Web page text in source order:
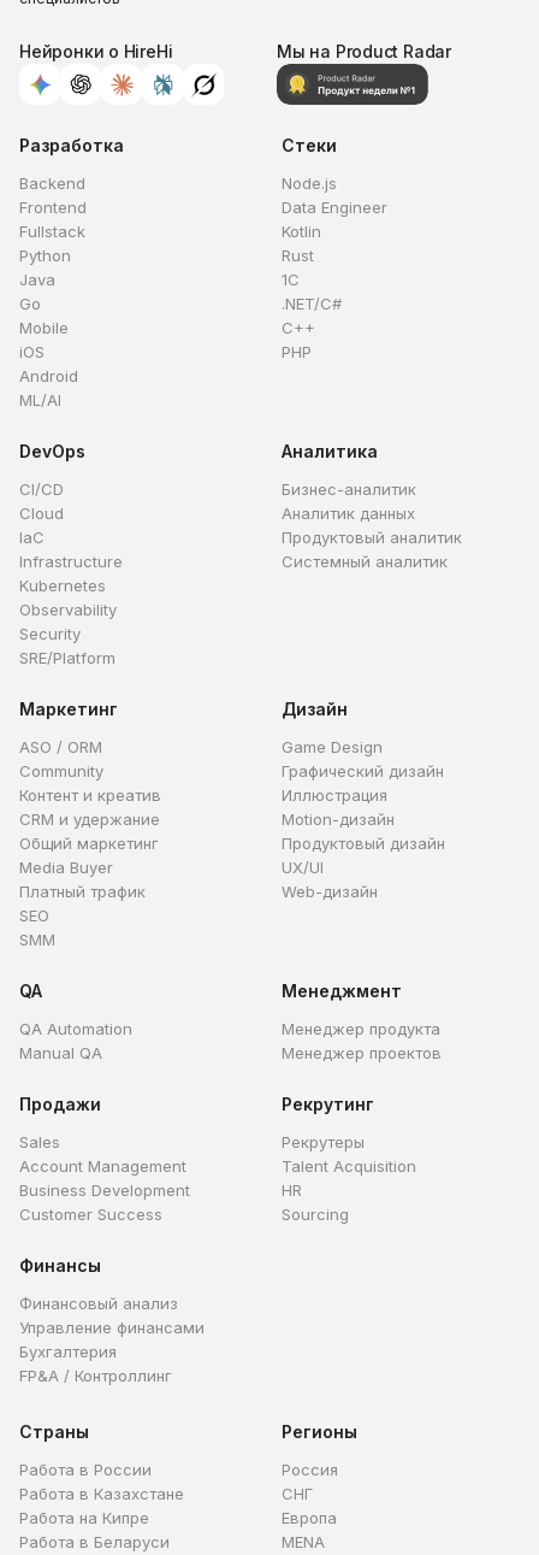
Нейронки о HireHi Мы на Product Radar
Разработка
Backend
Frontend
Fullstack
Python
Java
Go
Mobile
iOS
Android
ML/AI
Стеки
Node.js
Data Engineer
Kotlin
Rust
1C
.NET/C#
C++
PHP
DevOps
CI/CD
Cloud
IaC
Infrastructure
Kubernetes
Observability
Security
SRE/Platform
Аналитика
Бизнес-аналитик
Аналитик данных
Продуктовый аналитик
Системный аналитик
Маркетинг
ASO / ORM
Community
Контент и креатив
CRM и удержание
Общий маркетинг
Media Buyer
Платный трафик
SEO
SMM
Дизайн
Game Design
Графический дизайн
Иллюстрация
Motion-дизайн
Продуктовый дизайн
UX/UI
Web-дизайн
QA
QA Automation
Manual QA
Менеджмент
Менеджер продукта
Менеджер проектов
Продажи
Sales
Account Management
Business Development
Customer Success
Рекрутинг
Рекрутеры
Talent Acquisition
HR
Sourcing
Финансы
Финансовый анализ
Управление финансами
Бухгалтерия
FP&A / Контроллинг
Страны
Работа в России
Работа в Казахстане
Работа на Кипре
Работа в Беларуси
Регионы
Россия
СНГ
Европа
MENA